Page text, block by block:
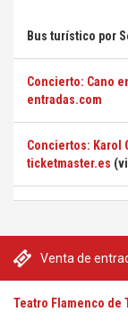
Venta de
Teatro Flamenco de
Bus turístico por
Concierto: Cano
entradas.com
Conciertos: Karol
ticketmaster.es